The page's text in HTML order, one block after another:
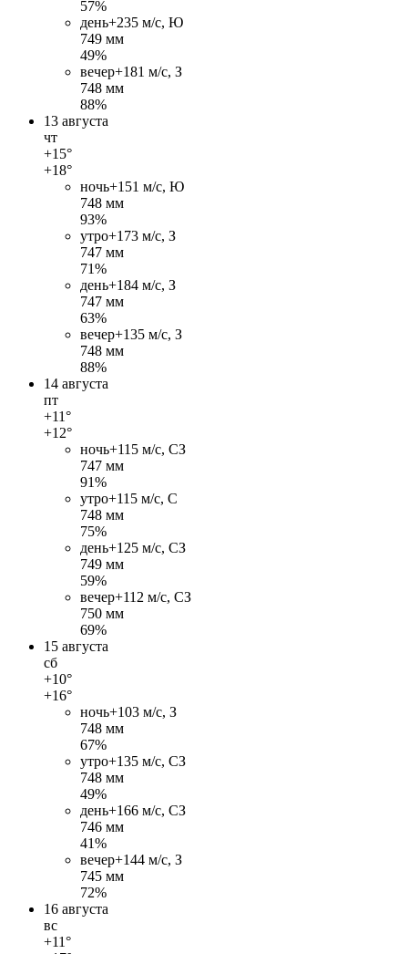
57%
день+235 м/c, Ю
749 мм
49%
вечер+181 м/c, З
748 мм
88%
13 августа
чт
+15°
+18°
ночь+151 м/c, Ю
748 мм
93%
утро+173 м/c, З
747 мм
71%
день+184 м/c, З
747 мм
63%
вечер+135 м/c, З
748 мм
88%
14 августа
пт
+11°
+12°
ночь+11 5 м/c, СЗ
747 мм
91%
утро+11 5 м/c, С
748 мм
75%
день+125 м/c, СЗ
749 мм
59%
вечер+11 2 м/c, СЗ
750 мм
69%
15 августа
сб
+10°
+16°
ночь+103 м/c, З
748 мм
67%
утро+135 м/c, СЗ
748 мм
49%
день+166 м/c, СЗ
746 мм
41%
вечер+144 м/c, З
745 мм
72%
16 августа
вс
+11°